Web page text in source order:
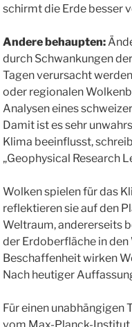
schirmt die Erde besser
Andere behaupten:
durch Schwankungen
Tagen verursacht
oder regionalen
Analysen eines
Damit ist es sehr
Klima beeinflusst,
„Geophysical Research
Wolken spielen für das
reflektieren sie auf den
Weltraum, andererseits
der Erdoberfläche in den
Beschaffenheit wirken
Nach heutiger
Für einen unabhängigen